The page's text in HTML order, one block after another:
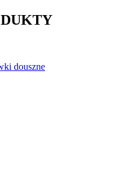
douszne